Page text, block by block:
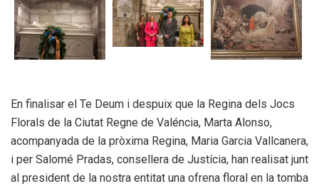
En finalisar el Te Deum i despuix que la Regina dels Jocs
Florals de la Ciutat Regne de Valéncia, Marta Alonso,
acompanyada de la pròxima Regina, Maria Garcia Vallcanera,
i per Salomé Pradas, consellera de Justícia, han realisat junt
al president de la nostra entitat una ofrena floral en la tomba